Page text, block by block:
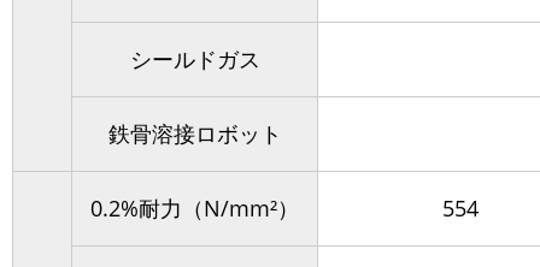
シールドガス
鉄骨溶接ロボット
0.2%耐力（N/mm²） 554